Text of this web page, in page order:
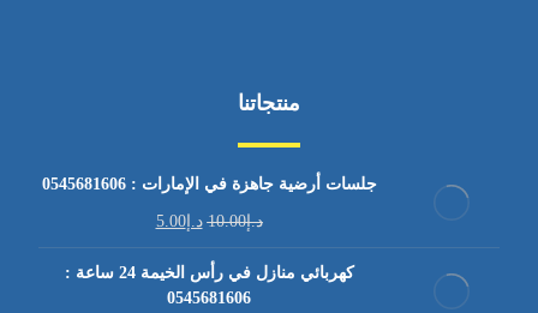
منتجاتنا
جلسات أرضية جاهزة في الإمارات : 0545681606
د.إ10.00 د.إ5.00
كهربائي منازل في رأس الخيمة 24 ساعة :
0545681606